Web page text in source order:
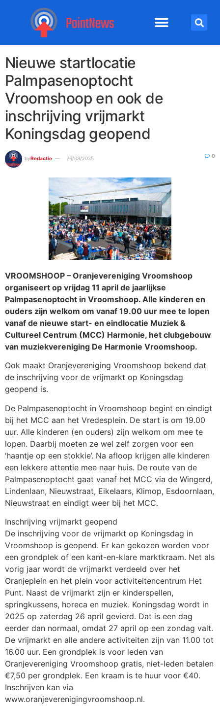
Nieuwe startlocatie
Palmpasenoptocht
Vroomshoop en ook de
inschrijving vrijmarkt
Koningsdag geopend
byRedactie 26/03/2025 0
VROOMSHOOP – Oranjevereniging Vroomshoop
organiseert op vrijdag 11 april de jaarlijkse
Palmpasenoptocht in Vroomshoop. Alle kinderen en
ouders zijn welkom om vanaf 19.00 uur mee te lopen
vanaf de nieuwe start- en eindlocatie Muziek &
Cultureel Centrum (MCC) Harmonie, het clubgebouw
van muziekvereniging De Harmonie Vroomshoop.
Ook maakt Oranjevereniging Vroomshoop bekend dat
de inschrijving voor de vrijmarkt op Koningsdag
geopend is.
De Palmpasenoptocht in Vroomshoop begint en eindigt
bij het MCC aan het Vredesplein. De start is om 19.00
uur. Alle kinderen (en ouders) zijn welkom om mee te
lopen. Daarbij moeten ze wel zelf zorgen voor een
‘haantje op een stokkie’. Na afloop krijgen alle kinderen
een lekkere attentie mee naar huis. De route van de
Palmpasenoptocht gaat vanaf het MCC via de Wingerd,
Lindenlaan, Nieuwstraat, Eikelaars, Klimop, Esdoornlaan,
Nieuwstraat en eindigt weer bij het MCC.
Inschrijving vrijmarkt geopend
De inschrijving voor de vrijmarkt op Koningsdag in
Vroomshoop is geopend. Er kan gekozen worden voor
een grondplek of een kant-en-klare marktkraam. Net als
vorig jaar wordt de vrijmarkt verdeeld over het
Oranjeplein en het plein voor activiteitencentrum Het
Punt. Naast de vrijmarkt zijn er kinderspellen,
springkussens, horeca en muziek. Koningsdag wordt in
2025 op zaterdag 26 april gevierd. Dat is een dag
eerder dan normaal, omdat 27 april op een zondag valt.
De vrijmarkt en alle andere activiteiten zijn van 11.00 tot
16.00 uur. Een grondplek is voor leden van
Oranjevereniging Vroomshoop gratis, niet-leden betalen
€7,50 per grondplek. Een kraam is te huur voor €40.
Inschrijven kan via
www.oranjeverenigingvroomshoop.nl.